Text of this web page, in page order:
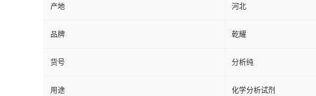
产地 河北
品牌 乾耀
货号 分析纯
用途 化学分析试剂